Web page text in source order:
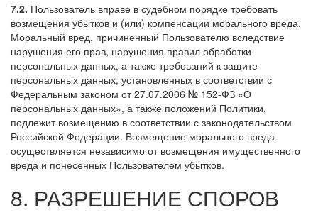
7.2. Пользователь вправе в судебном порядке требовать
возмещения убытков и (или) компенсации морального вреда.
Моральный вред, причиненный Пользователю вследствие
нарушения его прав, нарушения правил обработки
персональных данных, а также требований к защите
персональных данных, установленных в соответствии с
Федеральным законом от 27.07.2006 № 152-ФЗ «О
персональных данных», а также положений Политики,
подлежит возмещению в соответствии с законодательством
Российской Федерации. Возмещение морального вреда
осуществляется независимо от возмещения имущественного
вреда и понесенных Пользователем убытков.
8. РАЗРЕШЕНИЕ СПОРОВ